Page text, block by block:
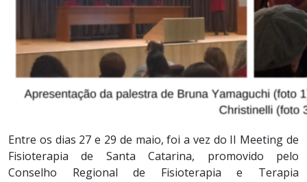
Entre os dias 27 e 29 de maio, foi a vez do II Meeting de
Fisioterapia de Santa Catarina, promovido pelo
Conselho Regional de Fisioterapia e Terapia